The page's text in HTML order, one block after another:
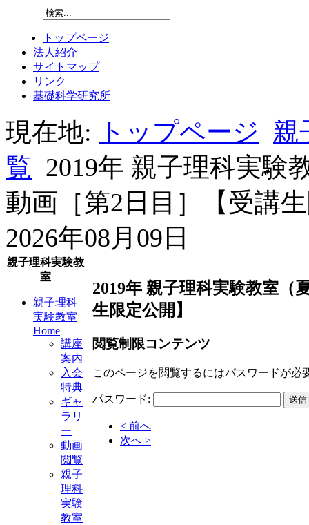
トップページ
法人紹介
サイトマップ
リンク
基礎科学研究所
現在地: トップページ
親
覧 2019年 親子理科実験
動画［第2日目］【受講
2026年08月09日
親子理科実験教
室
親子理科
実験教室
Home
講座
案内
入会
特典
ギャ
ラリ
ー
動画
閲覧
親子
理科
実験
教室
2019年 親子理科実験教室（
生限定公開】
閲覧制限コンテンツ
このページを閲覧するにはパスワードが必
パスワード:
< 前へ
次へ >